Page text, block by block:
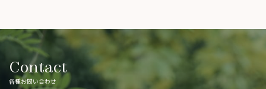
Contact
各種お問い合わせ